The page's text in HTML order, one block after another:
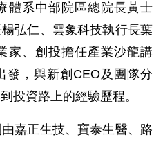
體系中部院區總院長黃士
弘仁、雲象科技執行長葉
家、創投擔任產業沙龍講
發，與新創CEO及團隊分
投資路上的經驗歷程。
由嘉正生技、寶泰生醫、路